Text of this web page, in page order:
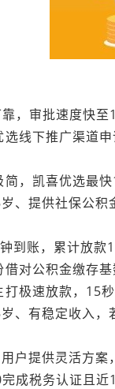
，审批速度快
选线下推广渠道
，凯喜优选最
、提供社保公积
到账，累计放
对公积金缴存
极速放款，15
、有稳定收入，
户提供灵活方
成税务认证且近